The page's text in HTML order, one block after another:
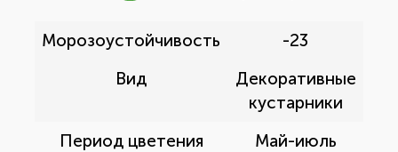
Морозоустойчивость
-23
Вид
Декоративные
кустарники
Период цветения
Май-июль